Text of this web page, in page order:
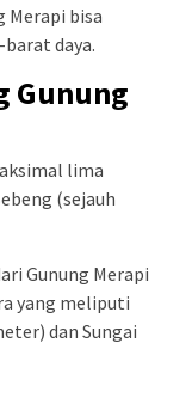
Merapi bisa
daya.
Gunung
lima
(sejauh
Gunung Merapi
yang meliputi
dan Sungai